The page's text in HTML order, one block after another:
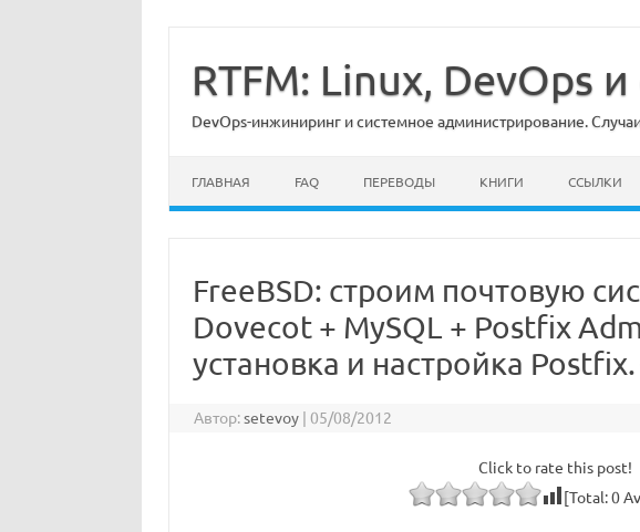
содержимому
RTFM: Linux, DevOps
DevOps-инжиниринг и системное администрирование.
ГЛАВНАЯ FAQ ПЕРЕВОДЫ КНИГИ ССЫЛКИ
FreeBSD: строим почтовую
Dovecot + MySQL + Postfix
установка и настройка Postfix.
Автор:setevoy | 05/08/2012
Click to rate this post!
[Total:0